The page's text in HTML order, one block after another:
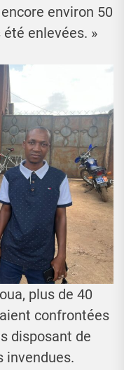
environ 50
été enlevées. »
plus de 40
confrontées
disposant de
invendues.